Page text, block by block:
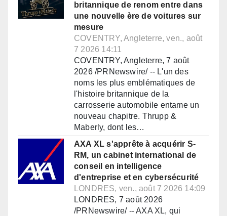
britannique de renom entre dans
une nouvelle ère de voitures sur
mesure
COVENTRY, Angleterre, ven., août
7 2026 14:11
COVENTRY, Angleterre, 7 août
2026 /PRNewswire/ -- L'un des
noms les plus emblématiques de
l'histoire britannique de la
carrosserie automobile entame un
nouveau chapitre. Thrupp &
Maberly, dont les…
AXA XL s'apprête à acquérir S-
RM, un cabinet international de
conseil en intelligence
d'entreprise et en cybersécurité
LONDRES, ven., août 7 2026 14:09
LONDRES, 7 août 2026
/PRNewswire/ -- AXA XL, qui